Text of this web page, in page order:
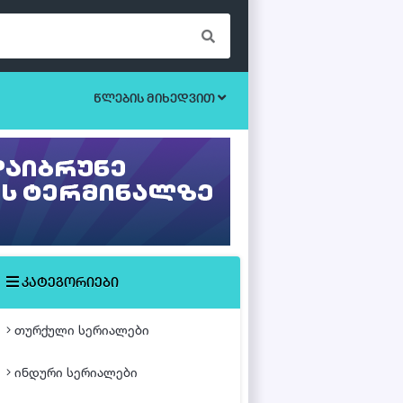
ეროტიული
მძაფრ-სიუჟეტიანი
წლების მიხედვით
კატეგორიები
თურქული სერიალები
ინდური სერიალები